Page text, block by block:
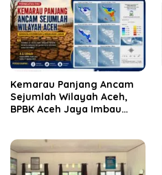
Kemarau Panjang Ancam
Sejumlah Wilayah Aceh,
BPBK Aceh Jaya Imbau